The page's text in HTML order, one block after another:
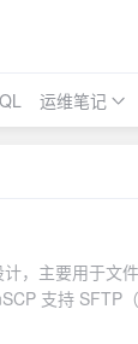
运维笔记
，主要用于文
支持 SFTP